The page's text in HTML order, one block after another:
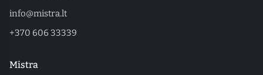
info@mistra.lt
+370 606 33339
Mistra